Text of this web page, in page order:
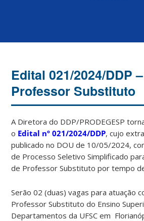
Edital 021/2024/DDP –
Professor Substituto
A Diretora do DDP/PRODEGESP
o Edital nº 021/2024/DDP, cujo
publicado no DOU de 10/05/2024,
de Processo Seletivo Simplificado
de Professor Substituto por tempo
Serão 02 (duas) vagas para atuação
Professor Substituto do Ensino
Departamentos da UFSC em